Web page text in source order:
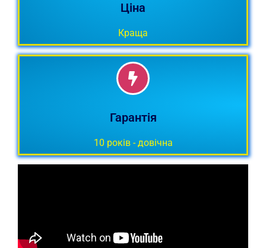
Ціна
Краща
дешевше? - скажіть де і отримаєте
Гарантія
10 років - довічна
Наша металочерепиця
дуже довгий термін буде Вас радувати і
зберігати сухість будинку.